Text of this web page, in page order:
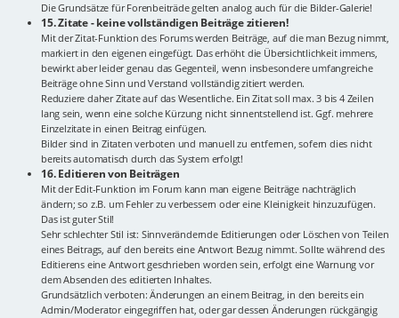
Die Grundsätze für Forenbeiträde gelten analog auch für die Bilder-Galerie!
15. Zitate - keine vollständigen Beiträge zitieren!
Mit der Zitat-Funktion des Forums werden Beiträge, auf die man Bezug nimmt,
markiert in den eigenen eingefügt. Das erhöht die Übersichtlichkeit immens,
bewirkt aber leider genau das Gegenteil, wenn insbesondere umfangreiche
Beiträge ohne Sinn und Verstand vollständig zitiert werden.
Reduziere daher Zitate auf das Wesentliche. Ein Zitat soll max. 3 bis 4 Zeilen
lang sein, wenn eine solche Kürzung nicht sinnentstellend ist. Ggf. mehrere
Einzelzitate in einen Beitrag einfügen.
Bilder sind in Zitaten verboten und manuell zu entfernen, sofern dies nicht
bereits automatisch durch das System erfolgt!
16. Editieren von Beiträgen
Mit der Edit-Funktion im Forum kann man eigene Beiträge nachträglich
ändern; so z.B. um Fehler zu verbessern oder eine Kleinigkeit hinzuzufügen.
Das ist guter Stil!
Sehr schlechter Stil ist: Sinnverändernde Editierungen oder Löschen von Teilen
eines Beitrags, auf den bereits eine Antwort Bezug nimmt. Sollte während des
Editierens eine Antwort geschrieben worden sein, erfolgt eine Warnung vor
dem Absenden des editierten Inhaltes.
Grundsätzlich verboten: Änderungen an einem Beitrag, in den bereits ein
Admin/Moderator eingegriffen hat, oder gar dessen Änderungen rückgängig